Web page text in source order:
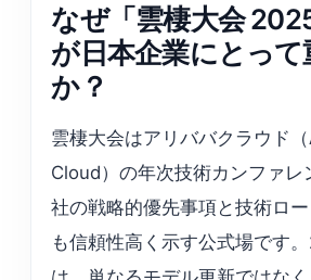
なぜ「雲棲大会
が日本企業にとって
か？
雲棲大会はアリババクラウド
Cloud）の年次技術カンファレ
社の戦略的優先事項と技術ロ
も信頼性高く示す公式場です